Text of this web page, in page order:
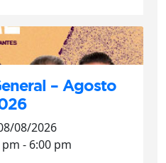
– Agosto
08/2026
- 6:00 pm